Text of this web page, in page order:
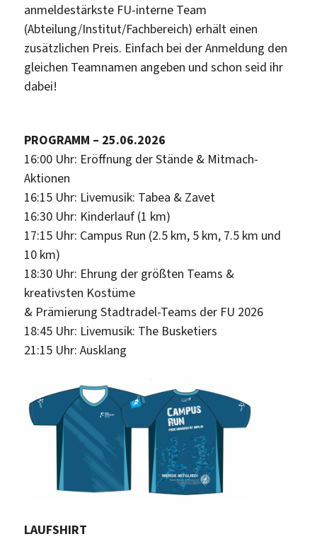
anmeldestärkste FU-interne Team
(Abteilung/Institut/Fachbereich) erhält einen
zusätzlichen Preis. Einfach bei der Anmeldung den
gleichen Teamnamen angeben und schon seid ihr
dabei!
PROGRAMM – 25.06.2026
16:00 Uhr: Eröffnung der Stände & Mitmach-
Aktionen
16:15 Uhr: Livemusik: Tabea & Zavet
16:30 Uhr: Kinderlauf (1 km)
17:15 Uhr: Campus Run (2.5 km, 5 km, 7.5 km und
10 km)
18:30 Uhr: Ehrung der größten Teams &
kreativsten Kostüme
& Prämierung Stadtradel-Teams der FU 2026
18:45 Uhr: Livemusik: The Busketiers
21:15 Uhr: Ausklang
LAUFSHIRT